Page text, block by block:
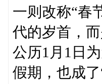
一则改称“春
代的岁首，
公历1月1日
假期，也成